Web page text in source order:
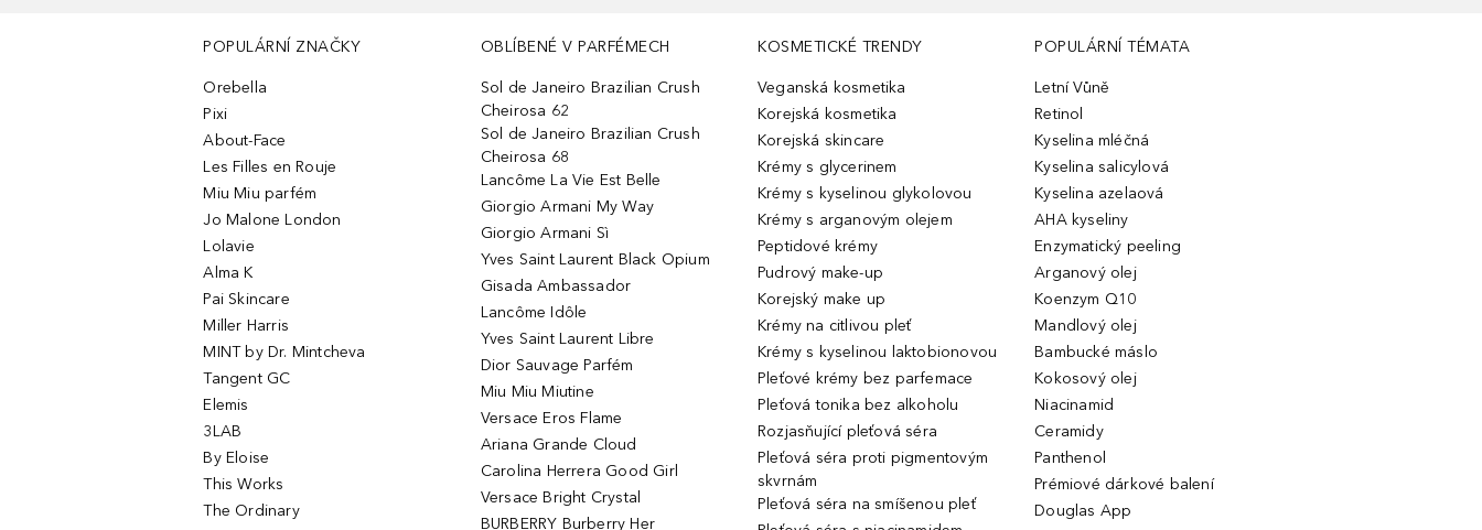
POPULÁRNÍ ZNAČKY
Orebella
Pixi
About-Face
Les Filles en Rouje
Miu Miu parfém
Jo Malone London
Lolavie
Alma K
Pai Skincare
Miller Harris
MINT by Dr. Mintcheva
Tangent GC
Elemis
3LAB
By Eloise
This Works
The Ordinary
OBLÍBENÉ V PARFÉMECH
Sol de Janeiro Brazilian Crush
Cheirosa 62
Sol de Janeiro Brazilian Crush
Cheirosa 68
Lancôme La Vie Est Belle
Giorgio Armani My Way
Giorgio Armani Sì
Yves Saint Laurent Black Opium
Gisada Ambassador
Lancôme Idôle
Yves Saint Laurent Libre
Dior Sauvage Parfém
Miu Miu Miutine
Versace Eros Flame
Ariana Grande Cloud
Carolina Herrera Good Girl
Versace Bright Crystal
BURBERRY Burberry Her
KOSMETICKÉ TRENDY
Veganská kosmetika
Korejská kosmetika
Korejská skincare
Krémy s glycerinem
Krémy s kyselinou glykolovou
Krémy s arganovým olejem
Peptidové krémy
Pudrový make-up
Korejský make up
Krémy na citlivou pleť
Krémy s kyselinou laktobionovou
Pleťové krémy bez parfemace
Pleťová tonika bez alkoholu
Rozjasňující pleťová séra
Pleťová séra proti pigmentovým
skvrnám
Pleťová séra na smíšenou pleť
POPULÁRNÍ TÉMATA
Letní Vůně
Retinol
Kyselina mléčná
Kyselina salicylová
Kyselina azelaová
AHA kyseliny
Enzymatický peeling
Arganový olej
Koenzym Q10
Mandlový olej
Bambucké máslo
Kokosový olej
Niacinamid
Ceramidy
Panthenol
Prémiové dárkové balení
Douglas App